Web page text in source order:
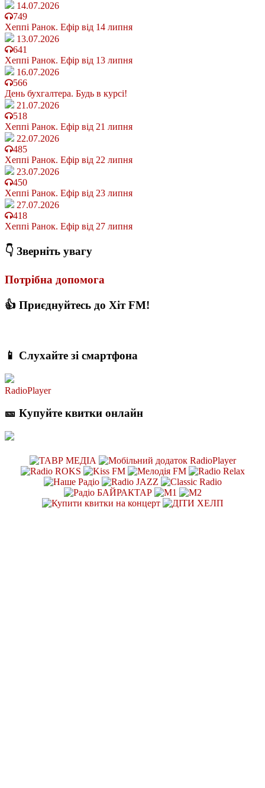
14.07.2026
749
Хеппі Ранок. Ефір від 14 липня
13.07.2026
641
Хеппі Ранок. Ефір від 13 липня
16.07.2026
566
День бухгалтера. Будь в курсі!
21.07.2026
518
Хеппі Ранок. Ефір від 21 липня
22.07.2026
485
Хеппі Ранок. Ефір від 22 липня
23.07.2026
450
Хеппі Ранок. Ефір від 23 липня
27.07.2026
418
Хеппі Ранок. Ефір від 27 липня
👇 Зверніть увагу
Потрібна допомога
👍 Приєднуйтесь до Хіт FM!
📱 Слухайте зі смартфона
RadioPlayer
🎫 Купуйте квитки онлайн